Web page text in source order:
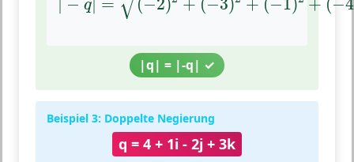
q
|q| = |-q| ✓
Beispiel 3: Doppelte Negierung
q = 4 + 1i - 2j + 3k